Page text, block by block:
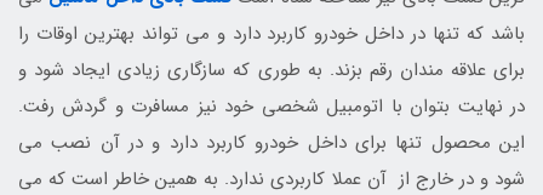
باشد که تنها در داخل خودرو کاربرد دارد و می تواند بهترین اوقات را
برای علاقه مندان رقم بزند. به طوری که سازگاری زیادی ایجاد شود و
در نهایت بتوان با اتومبیل شخصی خود نیز مسافرت و گردش رفت.
این محصول تنها برای داخل خودرو کاربرد دارد و در آن نصب می
شود و در خارج از آن عملا کاربردی ندارد. به همین خاطر است که می